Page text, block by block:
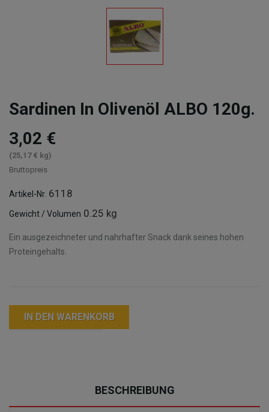
Sardinen In Olivenöl ALBO 120g.
3,02 €
(25,17 € kg)
Bruttopreis
Artikel-Nr. 6118
Gewicht / Volumen 0.25 kg
Ein ausgezeichneter und nahrhafter Snack dank seines hohen
Proteingehalts.
IN DEN WARENKORB
BESCHREIBUNG